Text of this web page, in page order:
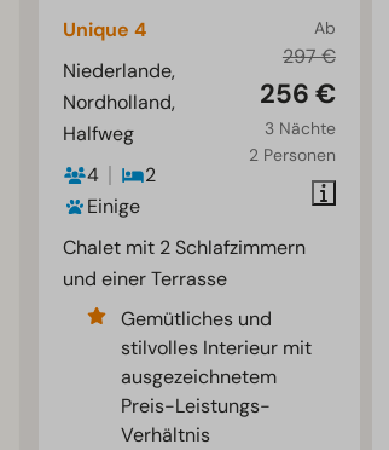
Ab
297 €
256 €
3 Nächte
2 Personen
Unique 4
Niederlande,
Nordholland,
Halfweg
4
2
Einige
Chalet mit 2 Schlafzimmern
und einer Terrasse
Gemütliches und
stilvolles Interieur mit
ausgezeichnetem
Preis-Leistungs-
Verhältnis